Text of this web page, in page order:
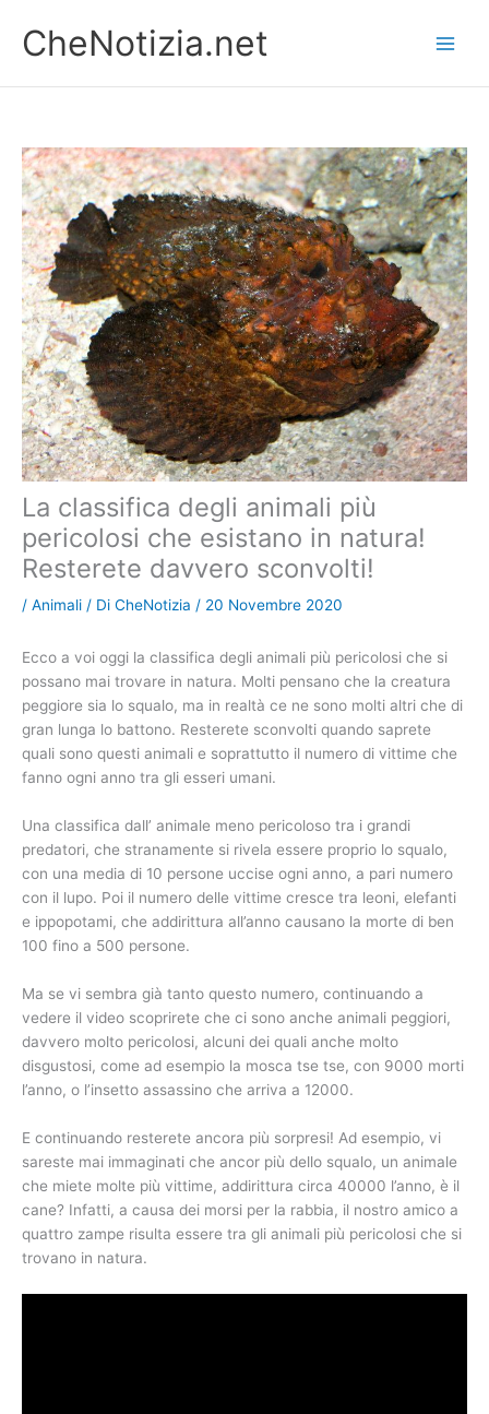
contenuto
CheNotizia.net
La classifica degli animali più
pericolosi che esistano in natura!
Resterete davvero sconvolti!
/ Animali / Di CheNotizia / 20 Novembre 2020
Ecco a voi oggi la classifica degli animali più pericolosi che si
possano mai trovare in natura. Molti pensano che la creatura
peggiore sia lo squalo, ma in realtà ce ne sono molti altri che di
gran lunga lo battono. Resterete sconvolti quando saprete
quali sono questi animali e soprattutto il numero di vittime che
fanno ogni anno tra gli esseri umani.
Una classifica dall’ animale meno pericoloso tra i grandi
predatori, che stranamente si rivela essere proprio lo squalo,
con una media di 10 persone uccise ogni anno, a pari numero
con il lupo. Poi il numero delle vittime cresce tra leoni, elefanti
e ippopotami, che addirittura all’anno causano la morte di ben
100 fino a 500 persone.
Ma se vi sembra già tanto questo numero, continuando a
vedere il video scoprirete che ci sono anche animali peggiori,
davvero molto pericolosi, alcuni dei quali anche molto
disgustosi, come ad esempio la mosca tse tse, con 9000 morti
l’anno, o l’insetto assassino che arriva a 12000.
E continuando resterete ancora più sorpresi! Ad esempio, vi
sareste mai immaginati che ancor più dello squalo, un animale
che miete molte più vittime, addirittura circa 40000 l’anno, è il
cane? Infatti, a causa dei morsi per la rabbia, il nostro amico a
quattro zampe risulta essere tra gli animali più pericolosi che si
trovano in natura.